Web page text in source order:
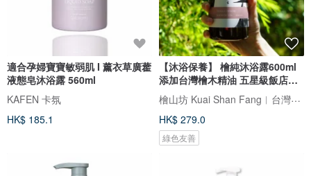
適合孕婦寶寶敏弱肌 I 薰衣草廣藿
液態皂沐浴露 560ml
KAFEN 卡氛
HK$ 185.1
【沐浴保養】 檜純沐浴露600ml
添加台灣檜木精油 五星級飯店備
品
檜山坊 Kuai Shan Fang︱台灣檜木香氛領導品牌，療癒森林
HK$ 279.0
綠色友善